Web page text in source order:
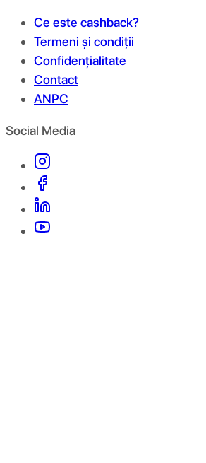
Ce este cashback?
Termeni și condiții
Confidențialitate
Contact
ANPC
Social Media